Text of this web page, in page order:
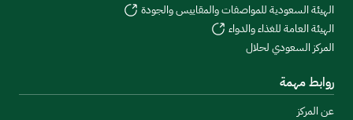
الهيئة السعودية للمواصفات والمقاييس والجودة
الهيئة العامة للغذاء والدواء
المركز السعودي لحلال
روابط مهمة
عن المركز